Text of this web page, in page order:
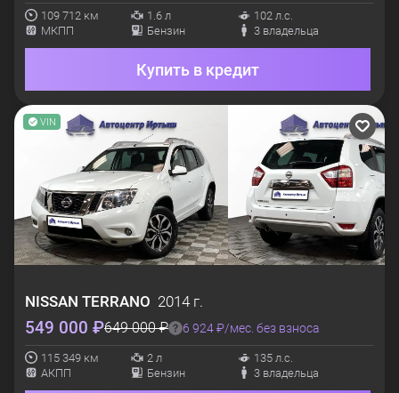
109 712 км 1.6 л
102 л.с.
МКПП
Бензин 3 владельца
Купить в кредит
VIN
NISSAN TERRANO 2014 г.
549 000 ₽649 000 ₽ 6 924 ₽/мес. без взноса
115 349 км 2 л
135 л.с.
АКПП
Бензин 3 владельца